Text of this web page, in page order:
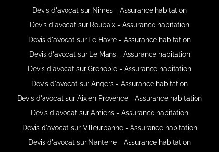
Devis d'avocat sur Nimes - Assurance habitation
Devis d'avocat sur Roubaix - Assurance habitation
Devis d'avocat sur Le Havre - Assurance habitation
Devis d'avocat sur Le Mans - Assurance habitation
Devis d'avocat sur Grenoble - Assurance habitation
Devis d'avocat sur Angers - Assurance habitation
Devis d'avocat sur Aix en Provence - Assurance habitation
Devis d'avocat sur Amiens - Assurance habitation
Devis d'avocat sur Villeurbanne - Assurance habitation
Devis d'avocat sur Nanterre - Assurance habitation